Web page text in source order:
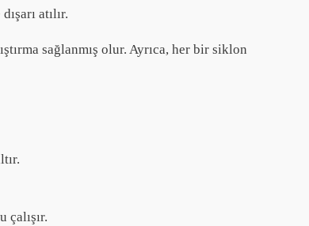
atılır.
sağlanmış olur. Ayrıca, her bir siklon